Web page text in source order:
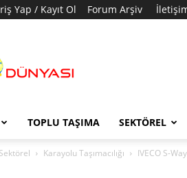
Yap / Kayıt Ol Forum Arşiv
TOPLU TAŞIMA SEKTÖREL
Sektörel Karayolu Taşımacılığı IVECO S-